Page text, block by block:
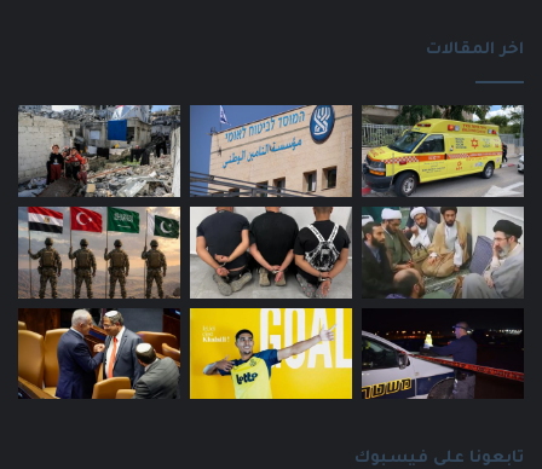
اخر المقالات
تابعونا على فيسبوك